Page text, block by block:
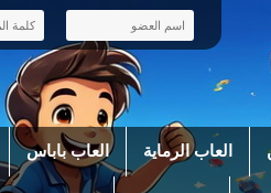
العاب الرماية العاب باباس